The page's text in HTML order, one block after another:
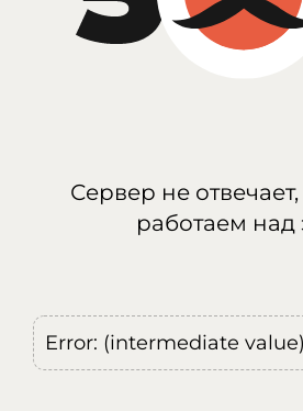
Сервер не
работаем над